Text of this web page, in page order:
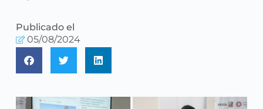
Publicado el
05/08/2024